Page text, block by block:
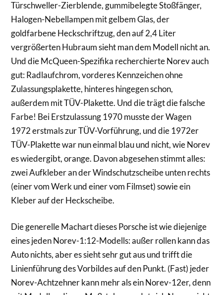
Türschweller-Zierblende, gummibelegte Stoßfänger,
Halogen-Nebellampen mit gelbem Glas, der
goldfarbene Heckschriftzug, den auf 2,4 Liter
vergrößerten Hubraum sieht man dem Modell nicht an.
Und die McQueen-Spezifika recherchierte Norev auch
gut: Radlaufchrom, vorderes Kennzeichen ohne
Zulassungsplakette, hinteres hingegen schon,
außerdem mit TÜV-Plakette. Und die trägt die falsche
Farbe! Bei Erstzulassung 1970 musste der Wagen
1972 erstmals zur TÜV-Vorführung, und die 1972er
TÜV-Plakette war nun einmal blau und nicht, wie Norev
es wiedergibt, orange. Davon abgesehen stimmt alles:
zwei Aufkleber an der Windschutzscheibe unten rechts
(einer vom Werk und einer vom Filmset) sowie ein
Kleber auf der Heckscheibe.
Die generelle Machart dieses Porsche ist wie diejenige
eines jeden Norev-1:12-Modells: außer rollen kann das
Auto nichts, aber es sieht sehr gut aus und trifft die
Linienführung des Vorbildes auf den Punkt. (Fast) jeder
Norev-Achtzehner kann mehr als ein Norev-12er, denn